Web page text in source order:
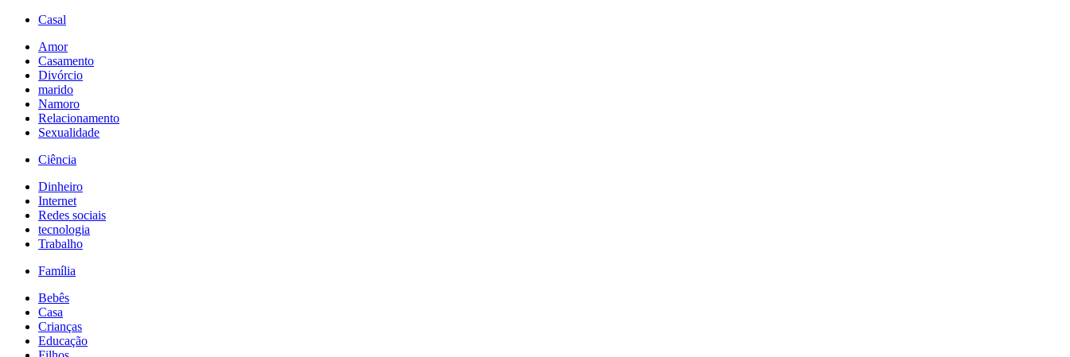
Casal
Amor
Casamento
Divórcio
marido
Namoro
Relacionamento
Sexualidade
Ciência
Dinheiro
Internet
Redes sociais
tecnologia
Trabalho
Família
Bebês
Casa
Crianças
Educação